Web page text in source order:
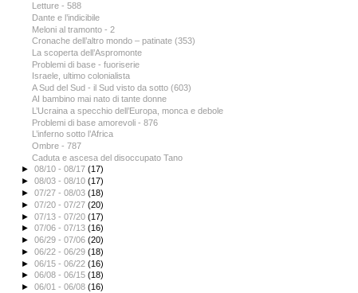
Letture - 588
Dante e l’indicibile
Meloni al tramonto - 2
Cronache dell’altro mondo – patinate (353)
La scoperta dell’Aspromonte
Problemi di base - fuoriserie
Israele, ultimo colonialista
A Sud del Sud - il Sud visto da sotto (603)
AI bambino mai nato di tante donne
L’Ucraina a specchio dell’Europa, monca e debole
Problemi di base amorevoli - 876
L’inferno sotto l’Africa
Ombre - 787
Caduta e ascesa del disoccupato Tano
►08/10 - 08/17(17)
►08/03 - 08/10(17)
►07/27 - 08/03(18)
►07/20 - 07/27(20)
►07/13 - 07/20(17)
►07/06 - 07/13(16)
►06/29 - 07/06(20)
►06/22 - 06/29(18)
►06/15 - 06/22(16)
►06/08 - 06/15(18)
►06/01 - 06/08(16)